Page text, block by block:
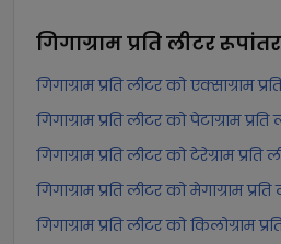
गिगाग्राम प्रति लीटर
गिगाग्राम प्रति लीटर को एक्साग्राम
गिगाग्राम प्रति लीटर को पेटाग्राम
गिगाग्राम प्रति लीटर को टेरेग्राम
गिगाग्राम प्रति लीटर को मेगाग्राम
गिगाग्राम प्रति लीटर को किलोग्राम